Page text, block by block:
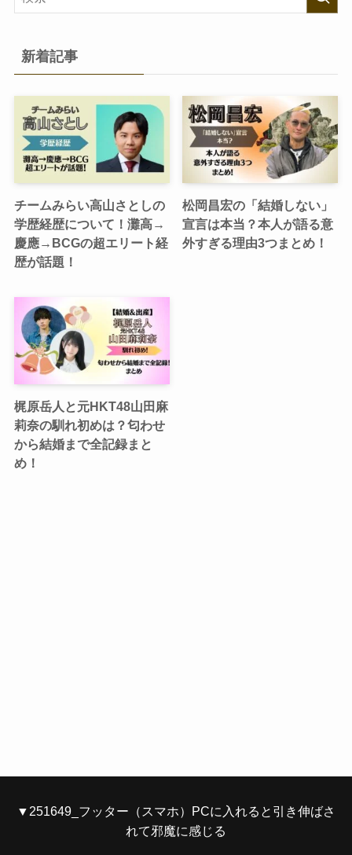
新着記事
チームみらい高山さとしの
学歴経歴について！灘高→
慶應→BCGの超エリート経
歴が話題！
松岡昌宏の「結婚しない」
宣言は本当？本人が語る意
外すぎる理由3つまとめ！
梶原岳人と元HKT48山田麻
莉奈の馴れ初めは？匂わせ
から結婚まで全記録まと
め！
▼251649_フッター（スマホ）PCに入れると引き伸ばさ
れて邪魔に感じる